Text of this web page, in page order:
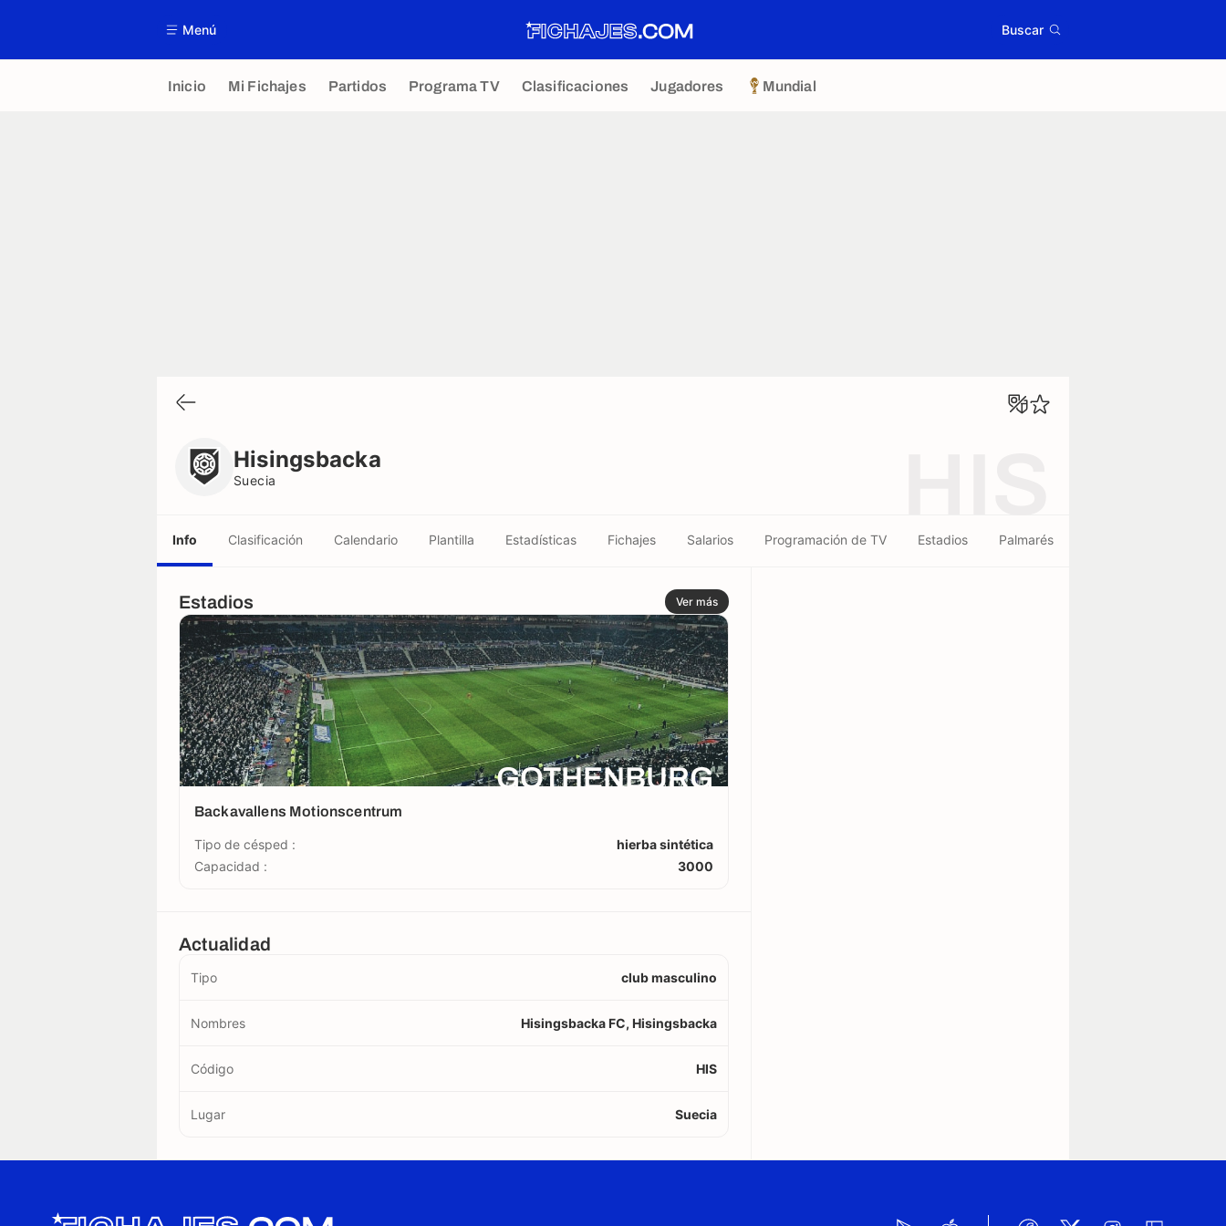
Menú Buscar
Inicio Mi Fichajes Partidos Programa TV Clasificaciones Jugadores Mundial
Hisingsbacka
Suecia
Info Clasificación Calendario Plantilla Estadísticas Fichajes Salarios Programación de TV Estadios Palmarés
Estadios Ver más
GOTHENBURG
Backavallens Motionscentrum
Tipo de césped :
hierba sintética
Capacidad :
3000
Actualidad
Tipo club masculino
Nombres Hisingsbacka FC, Hisingsbacka
Código HIS
Lugar Suecia